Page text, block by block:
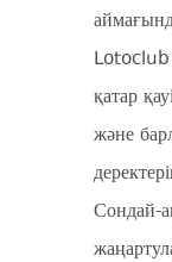
Lotoclub
қатар
және
Сондай-